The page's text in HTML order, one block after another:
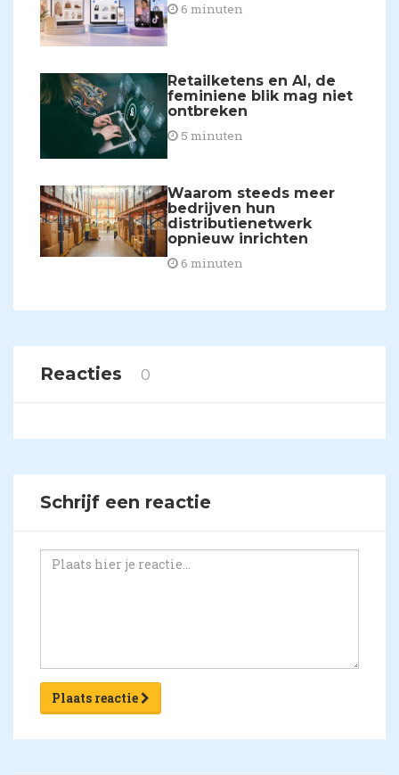
6 minuten
Retailketens en AI, de
feminiene blik mag niet
ontbreken
5 minuten
Waarom steeds meer
bedrijven hun
distributienetwerk
opnieuw inrichten
6 minuten
Reacties 0
Schrijf een reactie
Plaats reactie